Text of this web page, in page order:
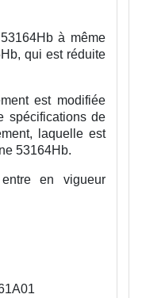
à même
qui est réduite
est modifiée
spécifications de
laquelle est
53164Hb.
en vigueur